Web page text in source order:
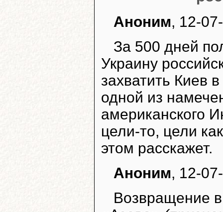
Аноним, 12-
За 500 дней
Украину
захватить Киев
одной из
американского
цели-то, цели
этом расскажет.
Аноним, 12-
Возвращение